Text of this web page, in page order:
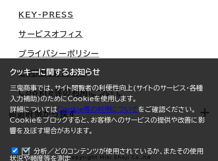
クッキーに関するお知らせ
三鬼商事では、サイト閲覧者の利便性向上(サイトのサービス・各種
入力補助)のためにCookieを使用します。
詳細についてはCookie等の利用についてをご確認ください。
Cookieをブロックすると、お客様へのサービスの提供や改善に影
響を及ぼす場合があります。
分析／どのコンテンツが使用されているか、またその使用
状況や頻度等を測定
大阪
名古屋
札幌
仙台
横浜
福岡
オフィスリポート
ログイン
KEY-PRESS
サービスオフィス
プライバシーポリシー
ご利用にあたって
Cookie等の利用について
都道府県から探す
北海道 Copyright Miki Shoji Co.,ltd